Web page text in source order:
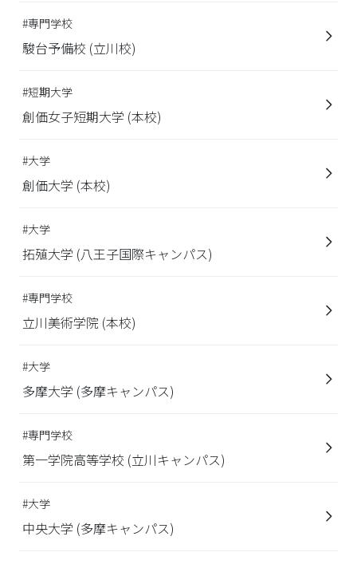
#専門学校
駿台予備校 (立川校)
#短期大学
創価女子短期大学 (本校)
#大学
創価大学 (本校)
#大学
拓殖大学 (八王子国際キャンパス)
#専門学校
立川美術学院 (本校)
#大学
多摩大学 (多摩キャンパス)
#専門学校
第一学院高等学校 (立川キャンパス)
#大学
中央大学 (多摩キャンパス)